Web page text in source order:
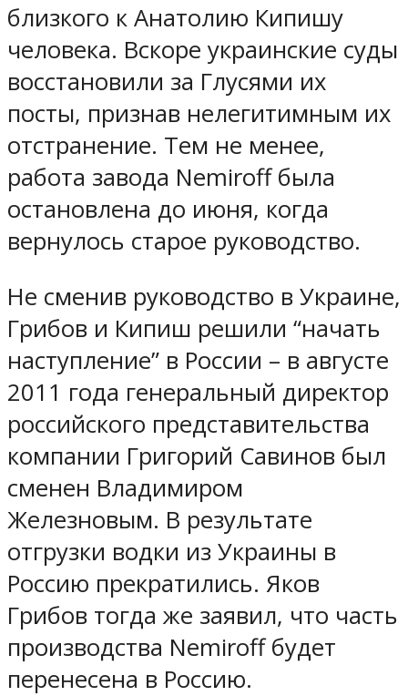
близкого к Анатолию Кипишу
человека. Вскоре украинские суды
восстановили за Глусями их
посты, признав нелегитимным их
отстранение. Тем не менее,
работа завода Nemiroff была
остановлена до июня, когда
вернулось старое руководство.
Не сменив руководство в Украине,
Грибов и Кипиш решили “начать
наступление” в России – в августе
2011 года генеральный директор
российского представительства
компании Григорий Савинов был
сменен Владимиром
Железновым. В результате
отгрузки водки из Украины в
Россию прекратились. Яков
Грибов тогда же заявил, что часть
производства Nemiroff будет
перенесена в Россию.